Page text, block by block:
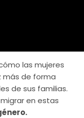
las mujeres
más de forma
de sus familias.
en estas